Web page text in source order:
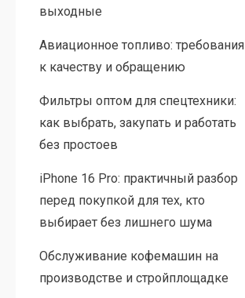
выходные
Авиационное топливо: требования
к качеству и обращению
Фильтры оптом для спецтехники:
как выбрать, закупать и работать
без простоев
iPhone 16 Pro: практичный разбор
перед покупкой для тех, кто
выбирает без лишнего шума
Обслуживание кофемашин на
производстве и стройплощадке